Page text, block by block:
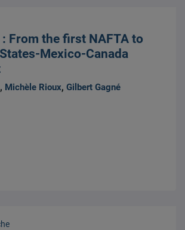
: From the first NAFTA to
Mexico-Canada
Michèle Rioux,Gilbert Gagné